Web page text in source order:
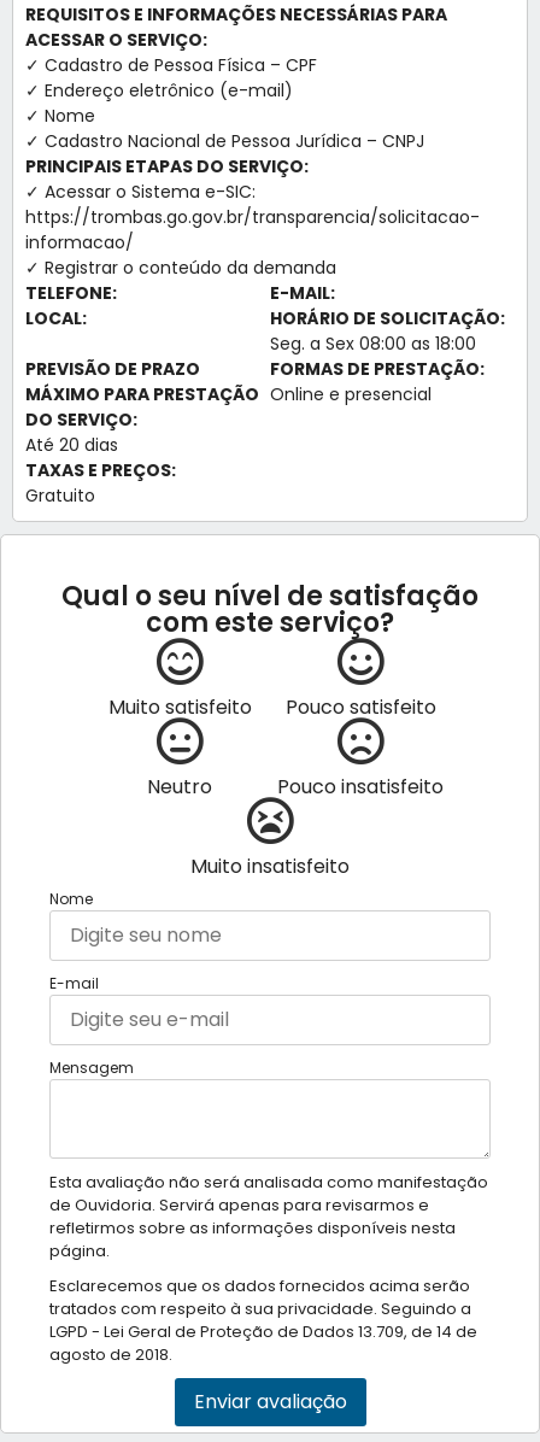
REQUISITOS E INFORMAÇÕES NECESSÁRIAS PARA
ACESSAR O SERVIÇO:
✓ Cadastro de Pessoa Física – CPF
✓ Endereço eletrônico (e-mail)
✓ Nome
✓ Cadastro Nacional de Pessoa Jurídica – CNPJ
PRINCIPAIS ETAPAS DO SERVIÇO:
✓ Acessar o Sistema e-SIC:
https://trombas.go.gov.br/transparencia/solicitacao-
informacao/
✓ Registrar o conteúdo da demanda
TELEFONE:
E-MAIL:
LOCAL:
HORÁRIO DE SOLICITAÇÃO:
Seg. a Sex 08:00 as 18:00
PREVISÃO DE PRAZO
MÁXIMO PARA PRESTAÇÃO
DO SERVIÇO:
Até 20 dias
FORMAS DE PRESTAÇÃO:
Online e presencial
TAXAS E PREÇOS:
Gratuito
Qual o seu nível de satisfação
com este serviço?
Muito satisfeito Pouco satisfeito
Neutro Pouco insatisfeito
Muito insatisfeito
Nome
E-mail
Mensagem
Esta avaliação não será analisada como manifestação
de Ouvidoria. Servirá apenas para revisarmos e
refletirmos sobre as informações disponíveis nesta
página.
Esclarecemos que os dados fornecidos acima serão
tratados com respeito à sua privacidade. Seguindo a
LGPD - Lei Geral de Proteção de Dados 13.709, de 14 de
agosto de 2018.
Enviar avaliação